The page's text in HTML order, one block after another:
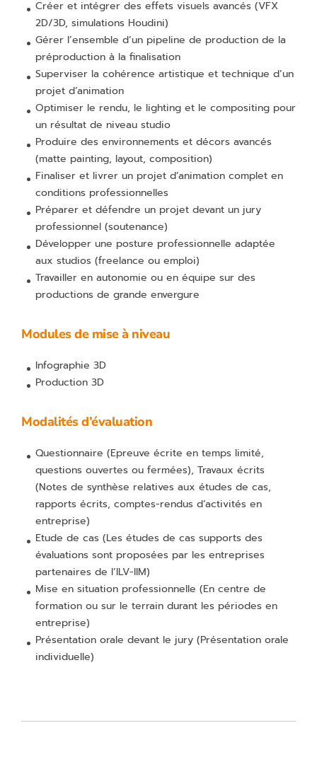
Créer et intégrer des effets visuels avancés (VFX
2D/3D, simulations Houdini)
Gérer l’ensemble d’un pipeline de production de la
préproduction à la finalisation
Superviser la cohérence artistique et technique d’un
projet d’animation
Optimiser le rendu, le lighting et le compositing pour
un résultat de niveau studio
Produire des environnements et décors avancés
(matte painting, layout, composition)
Finaliser et livrer un projet d’animation complet en
conditions professionnelles
Préparer et défendre un projet devant un jury
professionnel (soutenance)
Développer une posture professionnelle adaptée
aux studios (freelance ou emploi)
Travailler en autonomie ou en équipe sur des
productions de grande envergure
Modules de mise à niveau
Infographie 3D
Production 3D
Modalités d’évaluation
Questionnaire (Epreuve écrite en temps limité,
questions ouvertes ou fermées), Travaux écrits
(Notes de synthèse relatives aux études de cas,
rapports écrits, comptes-rendus d’activités en
entreprise)
Etude de cas (Les études de cas supports des
évaluations sont proposées par les entreprises
partenaires de l’ILV-IIM)
Mise en situation professionnelle (En centre de
formation ou sur le terrain durant les périodes en
entreprise)
Présentation orale devant le jury (Présentation orale
individuelle)